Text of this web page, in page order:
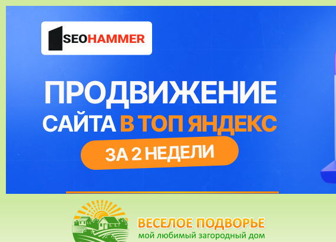
16 Март, 2015, 17:23:11
ФОРУМ